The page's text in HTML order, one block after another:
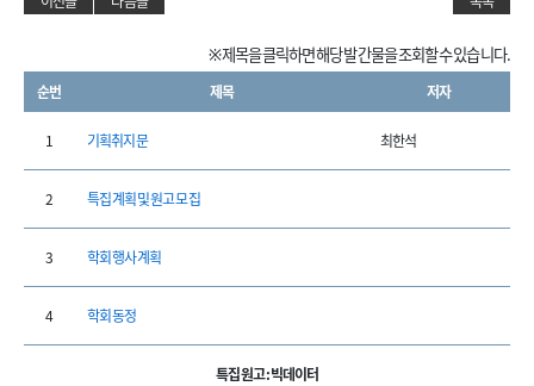
※ 제목을 클릭하면 해당 발간물을 조회할 수 있습니다.
순번 제목 저자
1 기획취지문 최한석
2 특집 계획 및 원고 모집
3 학회 행사 계획
4 학회 동정
특집 원고 : 빅데이터